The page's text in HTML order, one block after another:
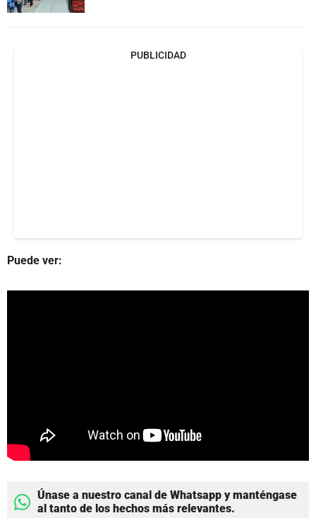
PUBLICIDAD
Puede ver:
Únase a nuestro canal de Whatsapp y manténgase
al tanto de los hechos más relevantes.